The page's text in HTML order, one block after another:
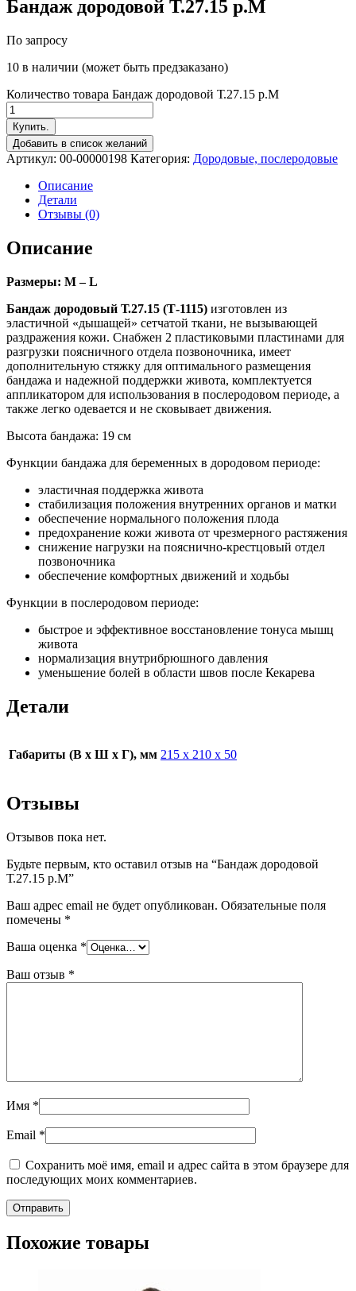
Бандаж дородовой Т.27.15 р.М
По запросу
10 в наличии (может быть предзаказано)
Количество товара Бандаж дородовой Т.27.15 р.М
Купить.
Добавить в список желаний
Артикул: 00-00000198 Категория: Дородовые, послеродовые
Описание
Детали
Отзывы (0)
Описание
Размеры: M – L
Бандаж дородовый Т.27.15 (Т-1115) изготовлен из
эластичной «дышащей» сетчатой ткани, не вызывающей
раздражения кожи. Снабжен 2 пластиковыми пластинами для
разгрузки поясничного отдела позвоночника, имеет
дополнительную стяжку для оптимального размещения
бандажа и надежной поддержки живота, комплектуется
аппликатором для использования в послеродовом периоде, а
также легко одевается и не сковывает движения.
Высота бандажа: 19 см
Функции бандажа для беременных в дородовом периоде:
эластичная поддержка живота
стабилизация положения внутренних органов и матки
обеспечение нормального положения плода
предохранение кожи живота от чрезмерного растяжения
снижение нагрузки на пояснично-крестцовый отдел
позвоночника
обеспечение комфортных движений и ходьбы
Функции в послеродовом периоде:
быстрое и эффективное восстановление тонуса мышц
живота
нормализация внутрибрюшного давления
уменьшение болей в области швов после Кекарева
Детали
Габариты (В х Ш х Г), мм 215 х 210 х 50
Отзывы
Отзывов пока нет.
Будьте первым, кто оставил отзыв на “Бандаж дородовой
Т.27.15 р.М”
Ваш адрес email не будет опубликован. Обязательные поля
помечены *
Ваша оценка *
Ваш отзыв *
Имя *
Email *
Сохранить моё имя, email и адрес сайта в этом браузере для
последующих моих комментариев.
Похожие товары